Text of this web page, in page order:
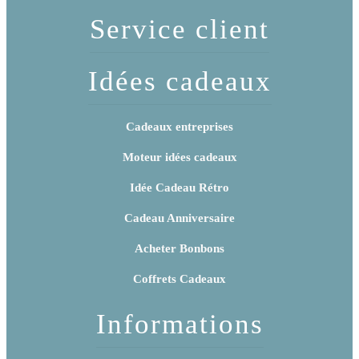
Service client
Idées cadeaux
Cadeaux entreprises
Moteur idées cadeaux
Idée Cadeau Rétro
Cadeau Anniversaire
Acheter Bonbons
Coffrets Cadeaux
Informations